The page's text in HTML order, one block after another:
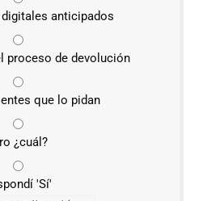
anticipados
proceso de devolución
que lo pidan
¿cuál?
'Sí'